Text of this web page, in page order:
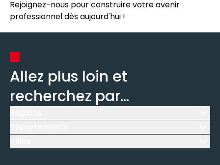
Rejoignez-nous pour construire votre avenir
professionnel dès aujourd'hui !
Allez plus loin et
recherchez par...